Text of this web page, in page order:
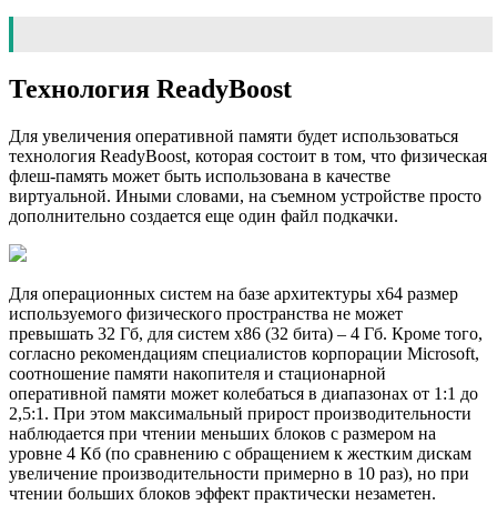
Технология ReadyBoost
Для увеличения оперативной памяти будет использоваться
технология ReadyBoost, которая состоит в том, что физическая
флеш-память может быть использована в качестве
виртуальной. Иными словами, на съемном устройстве просто
дополнительно создается еще один файл подкачки.
Для операционных систем на базе архитектуры x64 размер
используемого физического пространства не может
превышать 32 Гб, для систем x86 (32 бита) – 4 Гб. Кроме того,
согласно рекомендациям специалистов корпорации Microsoft,
соотношение памяти накопителя и стационарной
оперативной памяти может колебаться в диапазонах от 1:1 до
2,5:1. При этом максимальный прирост производительности
наблюдается при чтении меньших блоков с размером на
уровне 4 Кб (по сравнению с обращением к жестким дискам
увеличение производительности примерно в 10 раз), но при
чтении больших блоков эффект практически незаметен.